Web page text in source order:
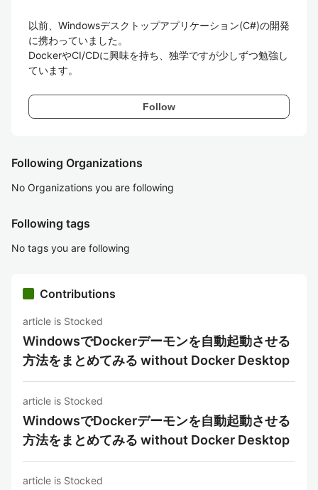
以前、Windowsデスクトップアプリケーション(C#)の開発
に携わっていました。
DockerやCI/CDに興味を持ち、独学ですが少しずつ勉強し
ています。
Follow
Following Organizations
No Organizations you are following
Following tags
No tags you are following
Contributions
article is Stocked
WindowsでDockerデーモンを自動起動させる
方法をまとめてみる without Docker Desktop
article is Stocked
WindowsでDockerデーモンを自動起動させる
方法をまとめてみる without Docker Desktop
article is Stocked